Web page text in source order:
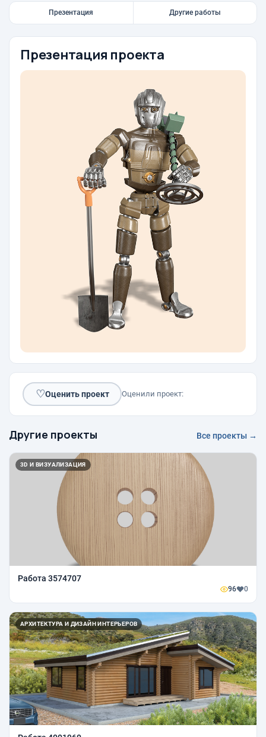
Презентация Другие работы
Презентация проекта
♡Оценить проект Оценили проект:
Другие проекты Все проекты →
3D И ВИЗУАЛИЗАЦИЯ
Работа 3574707
96 0
АРХИТЕКТУРА И ДИЗАЙН ИНТЕРЬЕРОВ